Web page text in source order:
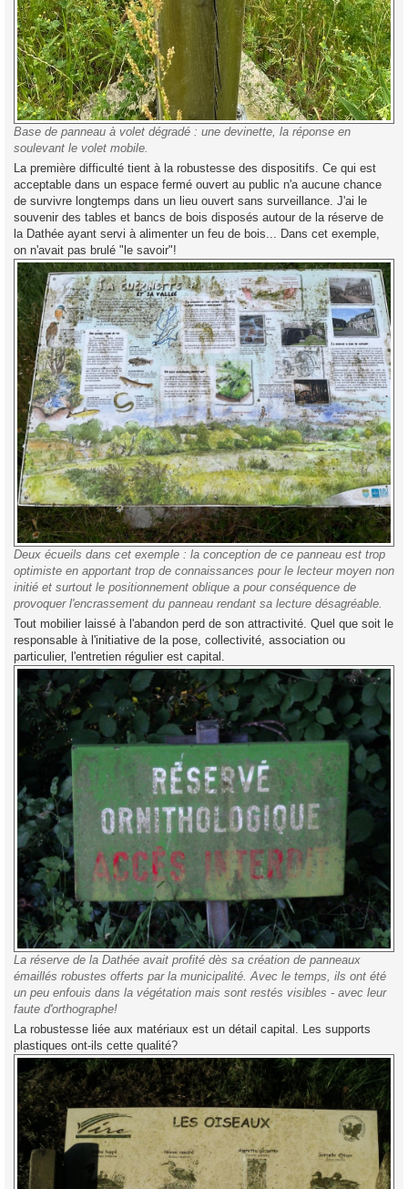
Base de panneau à volet dégradé : une devinette, la réponse en
soulevant le volet mobile.
La première difficulté tient à la robustesse des dispositifs. Ce qui est
acceptable dans un espace fermé ouvert au public n'a aucune chance
de survivre longtemps dans un lieu ouvert sans surveillance. J'ai le
souvenir des tables et bancs de bois disposés autour de la réserve de
la Dathée ayant servi à alimenter un feu de bois... Dans cet exemple,
on n'avait pas brulé "le savoir"!
Deux écueils dans cet exemple : la conception de ce panneau est trop
optimiste en apportant trop de connaissances pour le lecteur moyen non
initié et surtout le positionnement oblique a pour conséquence de
provoquer l'encrassement du panneau rendant sa lecture désagréable.
Tout mobilier laissé à l'abandon perd de son attractivité. Quel que soit le
responsable à l'initiative de la pose, collectivité, association ou
particulier, l'entretien régulier est capital.
La réserve de la Dathée avait profité dès sa création de panneaux
émaillés robustes offerts par la municipalité. Avec le temps, ils ont été
un peu enfouis dans la végétation mais sont restés visibles - avec leur
faute d'orthographe!
La robustesse liée aux matériaux est un détail capital. Les supports
plastiques ont-ils cette qualité?